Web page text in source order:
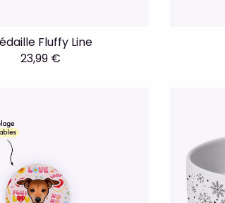
Fluffy Line
23,99 €